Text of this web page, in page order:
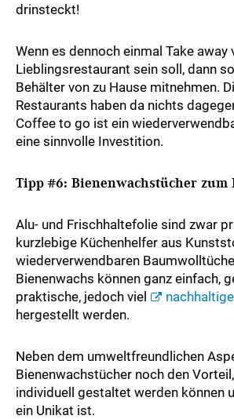
drinsteckt!
Wenn es dennoch einmal Take away
Lieblingsrestaurant sein soll, dann
Behälter von zu Hause mitnehmen.
Restaurants haben da nichts
Coffee to go ist ein
eine sinnvolle Investition.
Tipp #6: Bienenwachstücher
Alu- und Frischhaltefolie sind zwar
kurzlebige Küchenhelfer aus
wiederverwendbaren
Bienenwachs können ganz einfach,
praktische, jedoch viel
hergestellt werden.
Neben dem umweltfreundlichen
Bienenwachstücher noch den
individuell gestaltet werden können
ein Unikat ist.